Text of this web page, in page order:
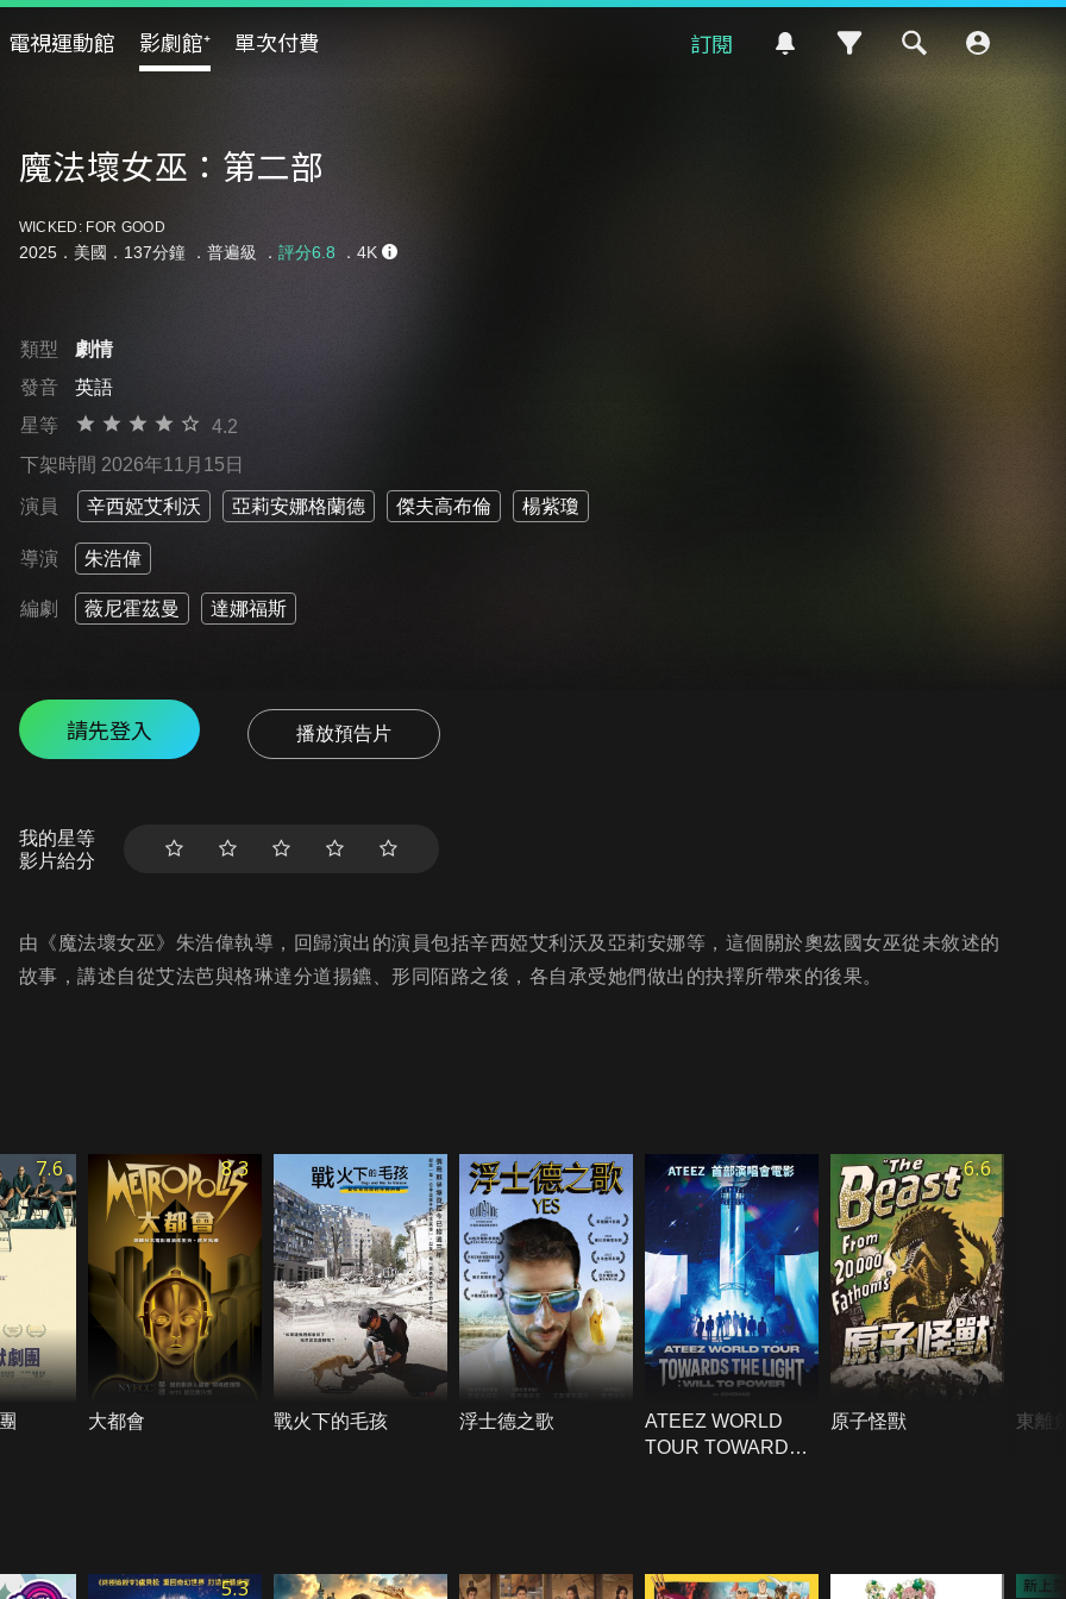
電視運動館 影劇館⁺ 單次付費 訂閱
魔法壞女巫：第二部
WICKED: FOR GOOD
2025．美國．137分鐘 ． 普遍級 ． 評分6.8 ．4K
類型
劇情
發音
英語
星等
4.2
下架時間 2026年11月15日
演員 辛西婭艾利沃 亞莉安娜格蘭德 傑夫高布倫 楊紫瓊
導演 朱浩偉
編劇 薇尼霍茲曼 達娜福斯
請先登入 播放預告片
我的星等
影片給分
由《魔法壞女巫》朱浩偉執導，回歸演出的演員包括辛西婭艾利沃及亞莉安娜等，這個關於奧茲國女巫從未敘述的
故事，講述自從艾法芭與格琳達分道揚鑣、形同陌路之後，各自承受她們做出的抉擇所帶來的後果。
7.6 8.3
大都會 戰火下的毛孩 浮士德之歌
ATEEZ WORLD
TOUR TOWARDS
6.6
原子怪獸 東離
5.3